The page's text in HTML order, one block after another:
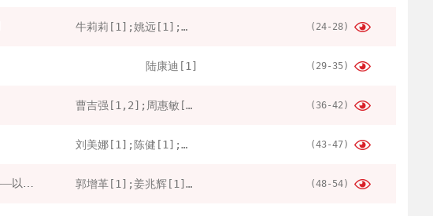
牛莉莉[1];姚远[1];王海红[1];朱毅萌[1] (24-28)
陆康迪[1] (29-35)
曹吉强[1,2];周惠敏[1,2];夏鑫[1,2];李智勇[1,2];夏克尔·赛塔尔[1,2];刘向[1,2] (36-42)
刘美娜[1];陈健[1];王晓[1];王胜[2] (43-47)
新工科背景下纺织工程专业卓越人才培养模式的构建与实践——以山东理工大学为例 郭增革[1];姜兆辉[1];刘延松[1];韩华[1];郭敏[1];齐元章[2];曲志强[2] (48-54)